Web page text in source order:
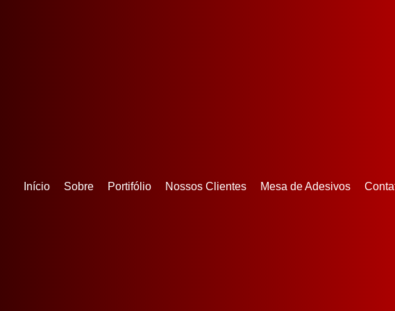
Início Sobre Portifólio Nossos Clientes Mesa de Adesivos